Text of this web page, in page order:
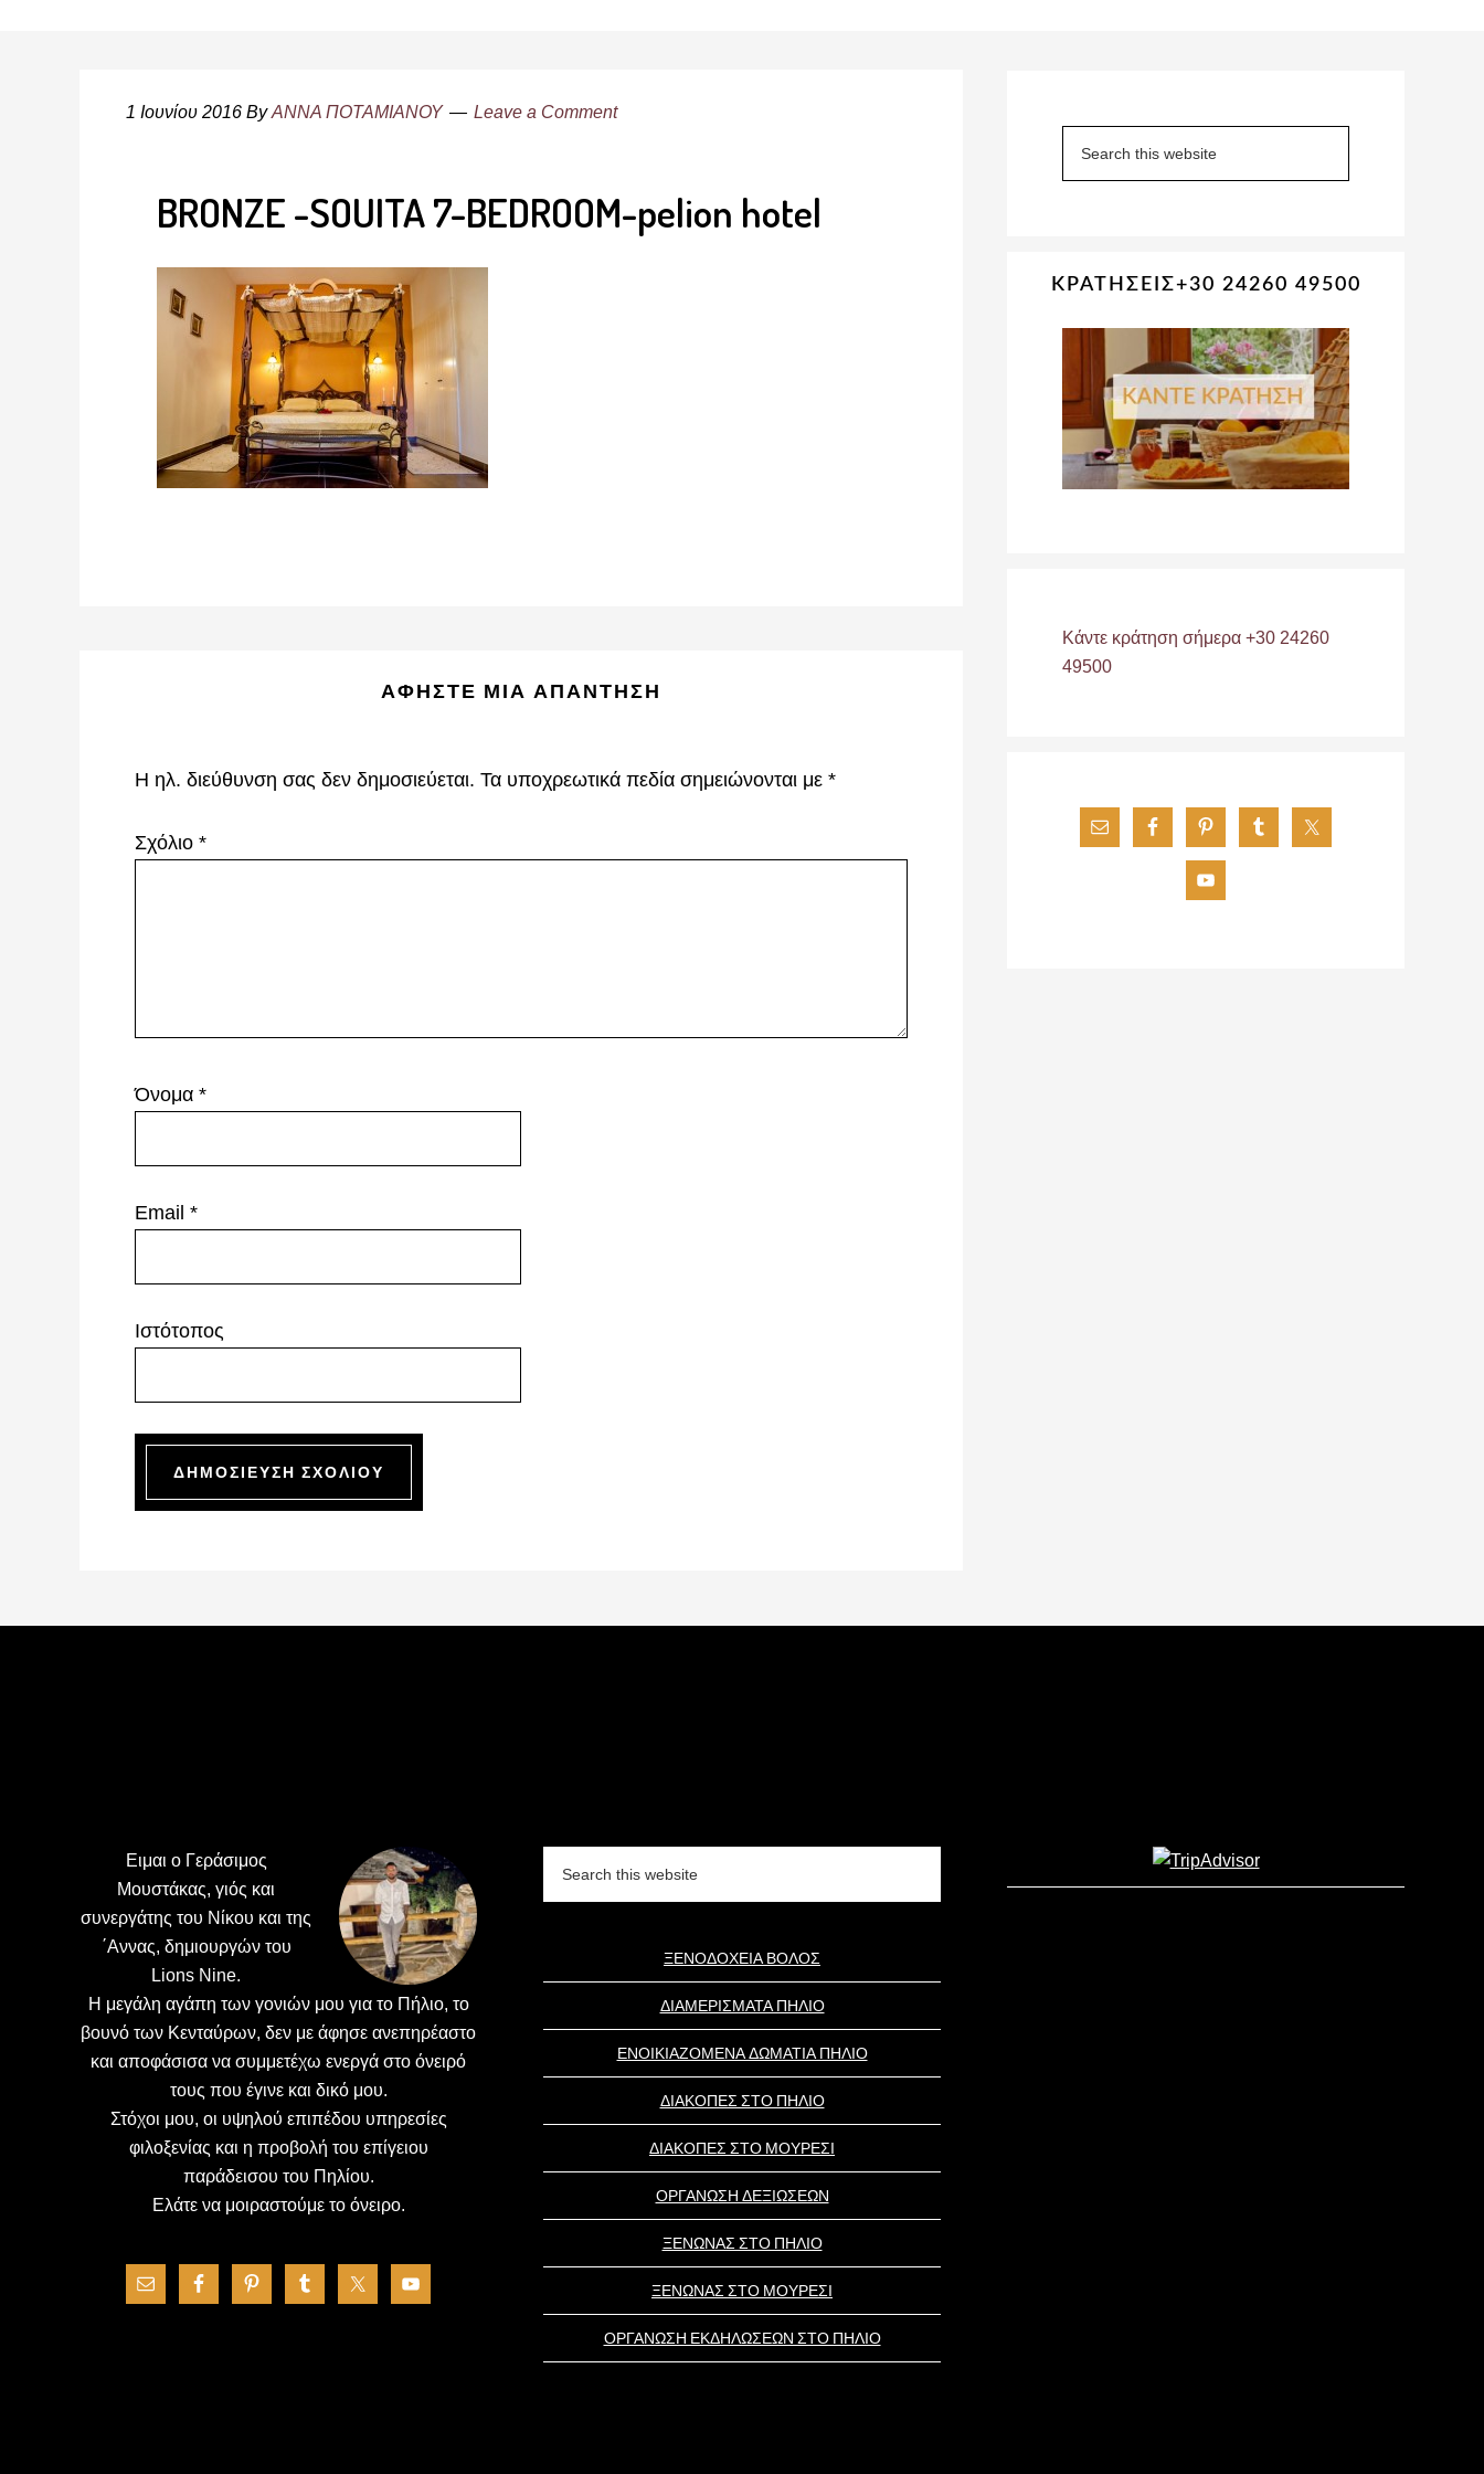
1 Ιουνίου 2016 ByΑΝΝΑ ΠΟΤΑΜΙΑΝΟΥ Leave a Comment
BRONZE -SOUITA 7-BEDROOM-pelion hotel
ΑΦΉΣΤΕ ΜΙΑ ΑΠΆΝΤΗΣΗ
Η ηλ. διεύθυνση σας δεν δημοσιεύεται. Τα υποχρεωτικά πεδία σημειώνονται με *
Σχόλιο *
Όνομα *
Email *
Ιστότοπος
Sidebar
ΚΡΑΤΗΣΕΙΣ+30 24260 49500
Κάντε κράτηση σήμερα +30 24260
49500
Ειμαι ο Γεράσιμος
Μουστάκας, γιός και
συνεργάτης του Νίκου και της
΄Αννας, δημιουργών του
Lions Nine.
H μεγάλη αγάπη των γονιών μου για το Πήλιο, το
βουνό των Κενταύρων, δεν με άφησε ανεπηρέαστο
και αποφάσισα να συμμετέχω ενεργά στο όνειρό
τους που έγινε και δικό μου.
Στόχοι μου, οι υψηλού επιπέδου υπηρεσίες
φιλοξενίας και η προβολή του επίγειου
παράδεισου του Πηλίου.
Ελάτε να μοιραστούμε το όνειρο.
ΞΕΝΟΔΟΧΕΙΑ ΒΟΛΟΣ
ΔΙΑΜΕΡΙΣΜΑΤΑ ΠΗΛΙΟ
ΕΝΟΙΚΙΑΖΟΜΕΝΑ ΔΩΜΑΤΙΑ ΠΗΛΙΟ
ΔΙΑΚΟΠΕΣ ΣΤΟ ΠΗΛΙΟ
ΔΙΑΚΟΠΕΣ ΣΤΟ ΜΟΥΡΕΣΙ
ΟΡΓΑΝΩΣΗ ΔΕΞΙΩΣΕΩΝ
ΞΕΝΩΝΑΣ ΣΤΟ ΠΗΛΙΟ
ΞΕΝΩΝΑΣ ΣΤΟ ΜΟΥΡΕΣΙ
ΟΡΓΑΝΩΣΗ ΕΚΔΗΛΩΣΕΩΝ ΣΤΟ ΠΗΛΙΟ